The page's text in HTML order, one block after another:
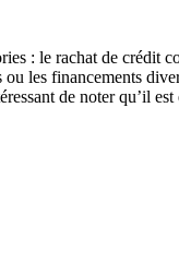
: le rachat de
les financements
de noter qu’il